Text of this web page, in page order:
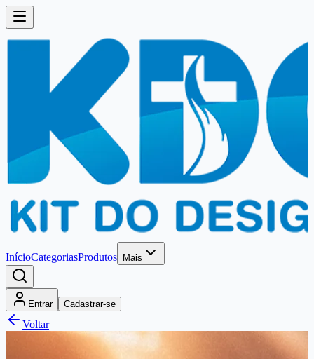
InícioCategoriasProdutos Mais
Entrar Cadastrar-se
Voltar